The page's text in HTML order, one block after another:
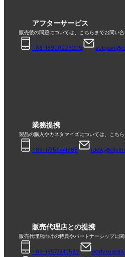
アフターサービス
販売後の問題については、こちらまでお問い合
+86-18900228209
業務提携
製品の購入やカスタマイズについては、こち
+86-17359441868
販売代理店との提携
販売代理店向けの特典やパートナーシップに
+86-18577340582